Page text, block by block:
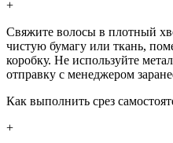
+
Свяжите волосы в плотный
чистую бумагу или ткань,
коробку. Не используйте
отправку с менеджером
Как выполнить срез
+